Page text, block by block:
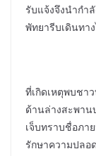
รับแจ้งจึงนำกำ
พัทยารีบเดินทา
ที่เกิดเหตุพบชา
ด้านล่างสะพาน
เจ็บทราบชื่อภา
รักษาความปลอ